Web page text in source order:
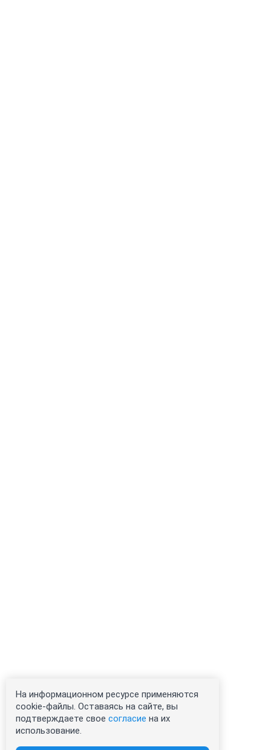
На информационном ресурсе применяются
cookie-файлы. Оставаясь на сайте, вы
подтверждаете свое согласие на их
использование.